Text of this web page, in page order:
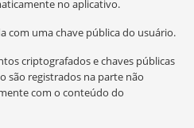
no aplicativo.
com uma chave pública do usuário.
criptografados e chaves públicas
são registrados na parte não
com o conteúdo do